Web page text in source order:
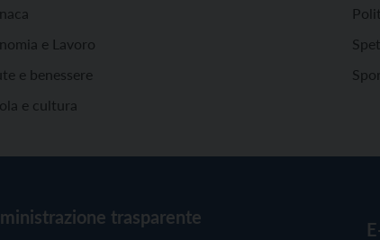
e Lavoro
e benessere
e cultura
trasparente